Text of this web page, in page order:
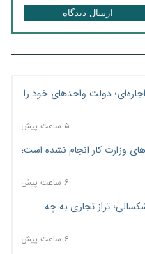
ارسال دیدگاه
دولت واحدهای خود را
۵ ساعت پیش
در شرکت‌های وزارت کار انجام نشده است؛
۶ ساعت پیش
تراز تجاری به چه
۶ ساعت پیش